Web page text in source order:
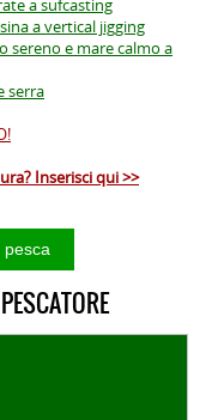
a sufcasting
a vertical jigging
sereno e mare calmo a
serra
Inserisci qui >>